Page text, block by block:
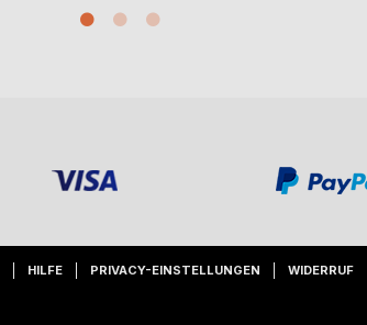
HILFE PRIVACY-EINSTELLUNGEN WIDERRUF